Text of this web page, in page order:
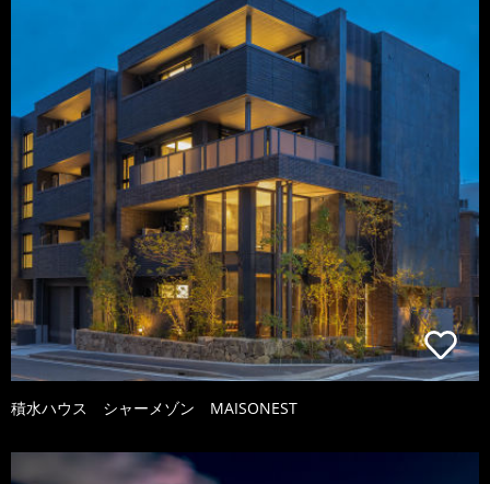
積水ハウス シャーメゾン MAISONEST